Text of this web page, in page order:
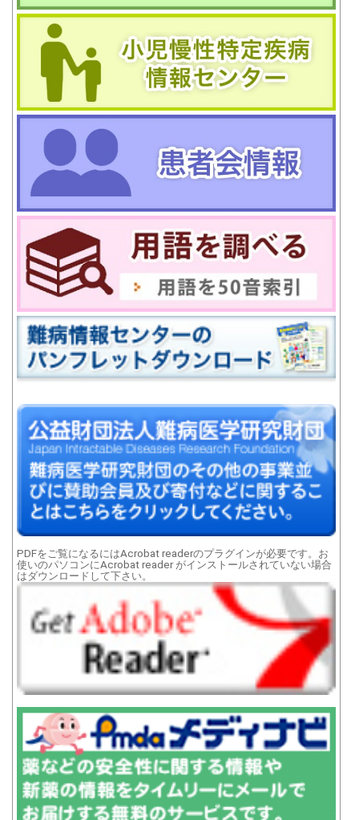
PDFをご覧になるにはAcrobat readerのプラグインが必要です。お
使いのパソコンにAcrobat reader がインストールされていない場合
はダウンロードして下さい。